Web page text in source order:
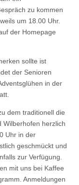
zu kommen
um 18.00 Uhr.
der Homepage
sollte ist
der Senioren
in der
dem traditionell die
Wilberhofen herzlich
Uhr in der
geschmückt und
zur Verfügung.
mit uns bei Kaffee
Anmeldungen